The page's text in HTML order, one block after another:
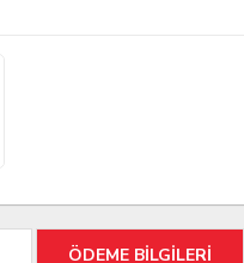
ÖDEME BİLGİLERİ